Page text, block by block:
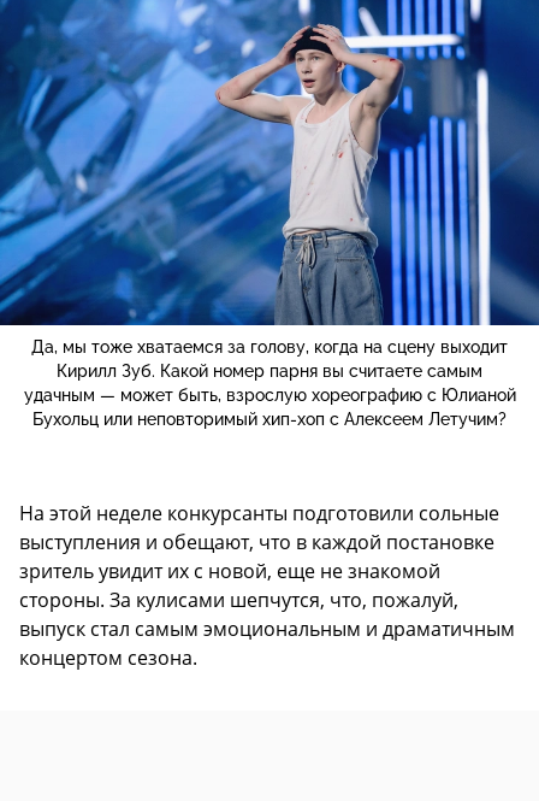
Да, мы тоже хватаемся за голову, когда на сцену выходит
Кирилл Зуб. Какой номер парня вы считаете самым
удачным — может быть, взрослую хореографию с Юлианой
Бухольц или неповторимый хип-хоп с Алексеем Летучим?
На этой неделе конкурсанты подготовили сольные
выступления и обещают, что в каждой постановке
зритель увидит их с новой, еще не знакомой
стороны. За кулисами шепчутся, что, пожалуй,
выпуск стал самым эмоциональным и драматичным
концертом сезона.